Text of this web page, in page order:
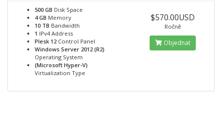
500 GB Disk Space
4 GB Memory
10 TB Bandwidth
1 IPv4 Address
Plesk 12 Control Panel
Windows Server 2012 (R2)
Operating System
(Microsoft Hyper-V)
Virtualization Type
$570.00USD
Ročně
Objednat